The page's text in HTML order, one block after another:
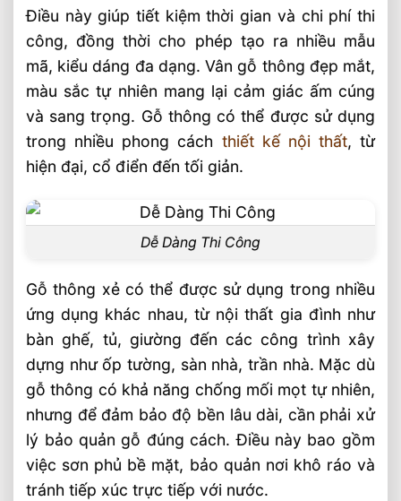
Điều này giúp tiết kiệm thời gian và chi phí thi
công, đồng thời cho phép tạo ra nhiều mẫu
mã, kiểu dáng đa dạng. Vân gỗ thông đẹp mắt,
màu sắc tự nhiên mang lại cảm giác ấm cúng
và sang trọng. Gỗ thông có thể được sử dụng
trong nhiều phong cách thiết kế nội thất, từ
hiện đại, cổ điển đến tối giản.
Dễ Dàng Thi Công
Gỗ thông xẻ có thể được sử dụng trong nhiều
ứng dụng khác nhau, từ nội thất gia đình như
bàn ghế, tủ, giường đến các công trình xây
dựng như ốp tường, sàn nhà, trần nhà. Mặc dù
gỗ thông có khả năng chống mối mọt tự nhiên,
nhưng để đảm bảo độ bền lâu dài, cần phải xử
lý bảo quản gỗ đúng cách. Điều này bao gồm
việc sơn phủ bề mặt, bảo quản nơi khô ráo và
tránh tiếp xúc trực tiếp với nước.